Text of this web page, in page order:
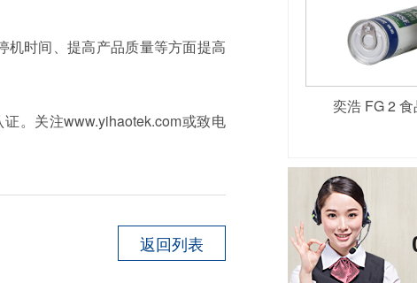
机时间、提高产品质量等方面提高
。关注www.yihaotek.com或致电
返回列表
奕浩 FG 2